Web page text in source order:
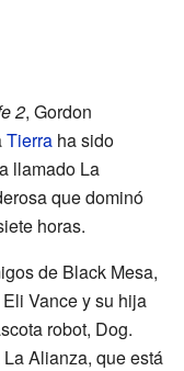
2, Gordon
Tierra ha sido
llamado La
que dominó
horas.
de Black Mesa,
Vance y su hija
robot, Dog.
Alianza, que está